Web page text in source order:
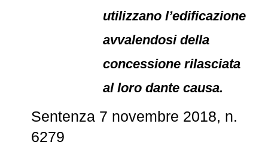
utilizzano l’edificazione
avvalendosi della
concessione rilasciata
al loro dante causa.
Sentenza 7 novembre 2018, n.
6279